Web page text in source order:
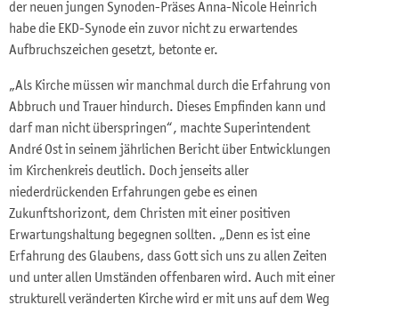
der neuen jungen Synoden-Präses Anna-Nicole Heinrich
habe die EKD-Synode ein zuvor nicht zu erwartendes
Aufbruchszeichen gesetzt, betonte er.
„Als Kirche müssen wir manchmal durch die Erfahrung von
Abbruch und Trauer hindurch. Dieses Empfinden kann und
darf man nicht überspringen“, machte Superintendent
André Ost in seinem jährlichen Bericht über Entwicklungen
im Kirchenkreis deutlich. Doch jenseits aller
niederdrückenden Erfahrungen gebe es einen
Zukunftshorizont, dem Christen mit einer positiven
Erwartungshaltung begegnen sollten. „Denn es ist eine
Erfahrung des Glaubens, dass Gott sich uns zu allen Zeiten
und unter allen Umständen offenbaren wird. Auch mit einer
strukturell veränderten Kirche wird er mit uns auf dem Weg